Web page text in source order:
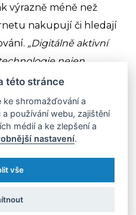
výrazně méně než
nakupují či hledají
„Digitálně aktivní
nejen
například skrze
pohybu mimo
řádům, správě
bankovnictví a k
jak a jestli
často totiž seniory
této stránce
ke shromažďování a
používání webu, zajištění
médií a ke zlepšení a
nastavení.
vše